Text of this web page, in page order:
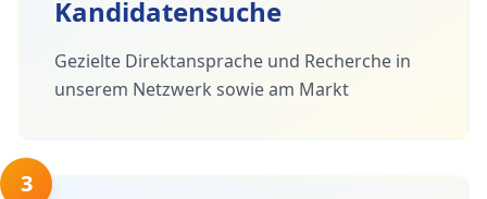
Kandidatensuche
Gezielte Direktansprache und Recherche in
unserem Netzwerk sowie am Markt
3